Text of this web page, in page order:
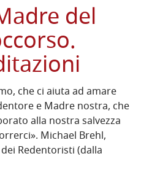
del
che ci aiuta ad amare
e Madre nostra, che
alla nostra salvezza
Michael Brehl,
Redentoristi (dalla